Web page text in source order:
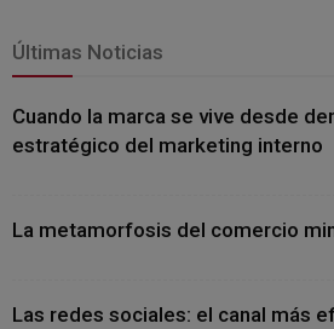
Últimas Noticias
Cuando la marca se vive desde
estratégico del marketing interno
La metamorfosis del comercio
Las redes sociales: el canal más